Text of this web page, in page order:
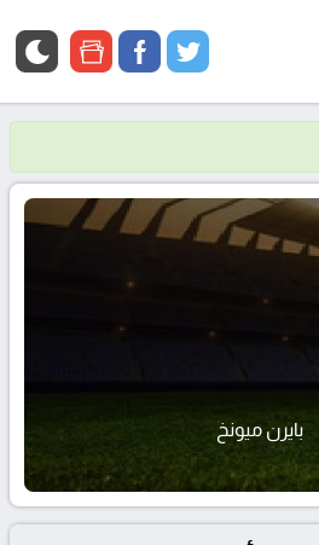
twitter
facebook
google
بايرن ميونخ